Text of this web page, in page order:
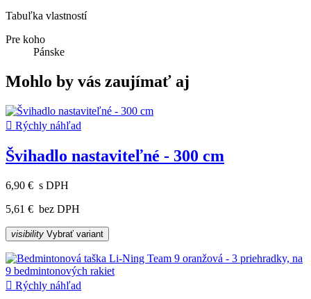
Tabuľka vlastností
Pre koho
Pánske
Mohlo by vás zaujímať aj
 Rýchly náhľad
Švihadlo nastaviteľné - 300 cm
6,90 € s DPH
5,61 € bez DPH
visibility Vybrať variant
 Rýchly náhľad